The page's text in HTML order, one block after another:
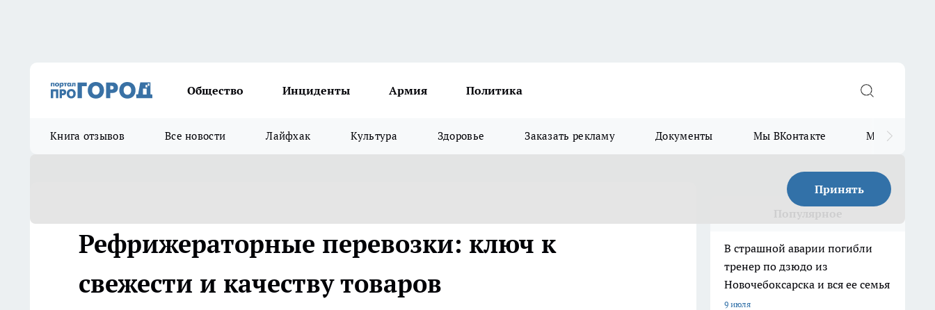
Общество Инциденты Армия Политика
Книга отзывов Все новости Лайфхак Культура Здоровье Заказать рекламу Документы Мы ВКонтакте Мы в
Принять
Рефрижераторные перевозки: ключ к
свежести и качеству товаров
В страшной аварии погибли
тренер по дзюдо из
Новочебоксарска и вся ее семья
9 июля